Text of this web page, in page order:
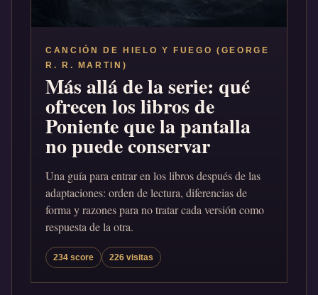
CANCIÓN DE HIELO Y FUEGO (GEORGE
R. R. MARTIN)
Más allá de la serie: qué
ofrecen los libros de
Poniente que la pantalla
no puede conservar
Una guía para entrar en los libros después de las
adaptaciones: orden de lectura, diferencias de
forma y razones para no tratar cada versión como
respuesta de la otra.
234 score 226 visitas